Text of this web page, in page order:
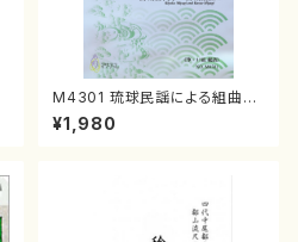
M4301 琉球民謡による組曲
（箏/牧野由多可作曲/宮城喜代
子・宮城数江著/箏曲楽譜）
¥1,980